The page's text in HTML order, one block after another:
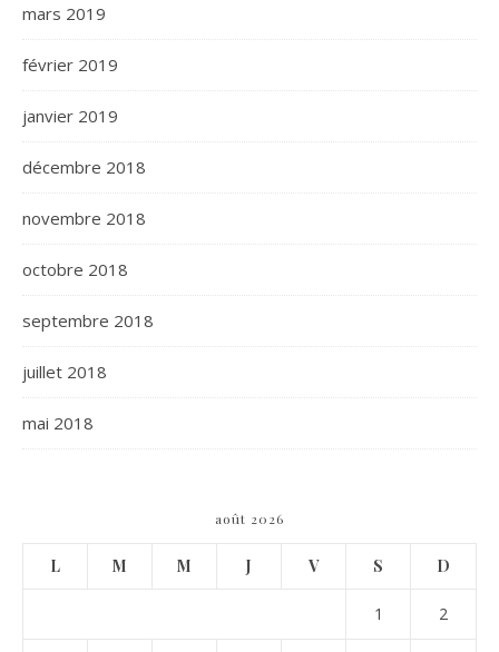
mars 2019
février 2019
janvier 2019
décembre 2018
novembre 2018
octobre 2018
septembre 2018
juillet 2018
mai 2018
août 2026
L M M J V S D
1 2